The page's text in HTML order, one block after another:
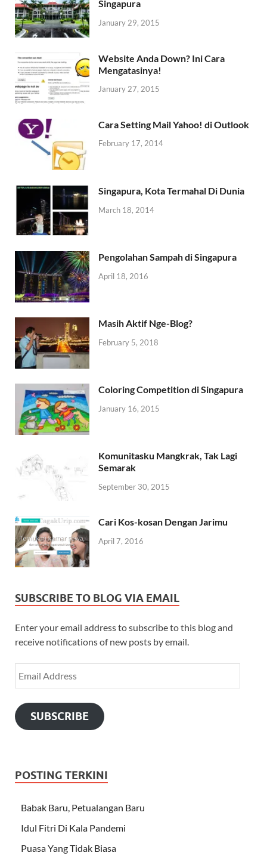
Singapura
January 29, 2015
Website Anda Down? Ini Cara
Mengatasinya!
January 27, 2015
Cara Setting Mail Yahoo! di Outlook
February 17, 2014
Singapura, Kota Termahal Di Dunia
March 18, 2014
Pengolahan Sampah di Singapura
April 18, 2016
Masih Aktif Nge-Blog?
February 5, 2018
Coloring Competition di Singapura
January 16, 2015
Komunitasku Mangkrak, Tak Lagi
Semarak
September 30, 2015
Cari Kos-kosan Dengan Jarimu
April 7, 2016
SUBSCRIBE TO BLOG VIA EMAIL
Enter your email address to subscribe to this blog and
receive notifications of new posts by email.
SUBSCRIBE
POSTING TERKINI
Babak Baru, Petualangan Baru
Idul Fitri Di Kala Pandemi
Puasa Yang Tidak Biasa